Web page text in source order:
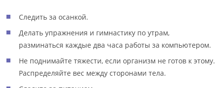
Следить за осанкой.
Делать упражнения и гимнастику по утрам,
разминаться каждые два часа работы за компьютером.
Не поднимайте тяжести, если организм не готов к этому.
Распределяйте вес между сторонами тела.